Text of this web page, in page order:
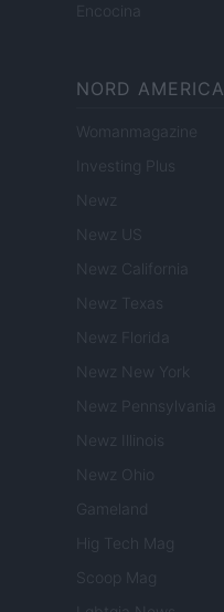
Encocina
NORD AMERICA
Womanmagazine
Investing Plus
Newz
Newz US
Newz California
Newz Texas
Newz Florida
Newz New York
Newz Pennsylvania
Newz Illinois
Newz Ohio
Gameland
Hig Tech Mag
Scoop Mag